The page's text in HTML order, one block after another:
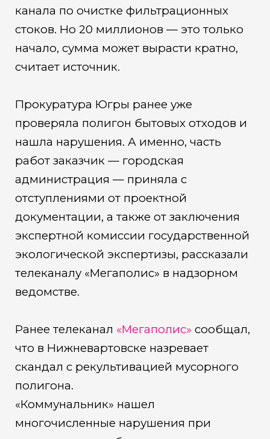
канала по очистке фильтрационных
стоков. Но 20 миллионов — это только
начало, сумма может вырасти кратно,
считает источник.
Прокуратура Югры ранее уже
проверяла полигон бытовых отходов и
нашла нарушения. А именно, часть
работ заказчик — городская
администрация — приняла с
отступлениями от проектной
документации, а также от заключения
экспертной комиссии государственной
экологической экспертизы, рассказали
телеканалу «Мегаполис» в надзорном
ведомстве.
Ранее телеканал «Мегаполис» сообщал,
что в Нижневартовске назревает
скандал с рекультивацией мусорного
полигона.
«Коммунальник» нашел
многочисленные нарушения при